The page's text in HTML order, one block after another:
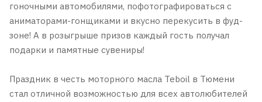
гоночными автомобилями, пофотографироваться с
аниматорами-гонщиками и вкусно перекусить в фуд-
зоне! А в розыгрыше призов каждый гость получал
подарки и памятные сувениры!
Праздник в честь моторного масла Teboil в Тюмени
стал отличной возможностью для всех автолюбителей